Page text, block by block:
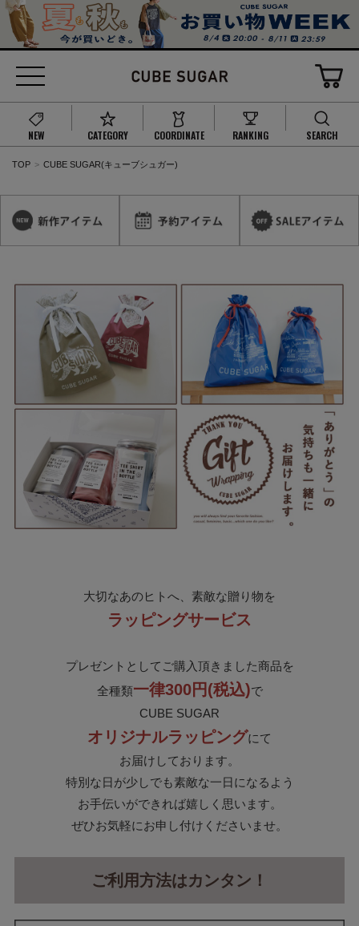
NEW CATEGORY COORDINATE RANKING SEARCH
TOP CUBE SUGAR(キューブシュガー)
大切なあのヒトへ、素敵な贈り物を
ラッピングサービス
プレゼントとしてご購入頂きました商品を
全種類一律300円(税込)で
CUBE SUGAR
オリジナルラッピングにて
お届けしております。
特別な日が少しでも素敵な一日になるよう
お手伝いができれば嬉しく思います。
ぜひお気軽にお申し付けくださいませ。
ご利用方法はカンタン！